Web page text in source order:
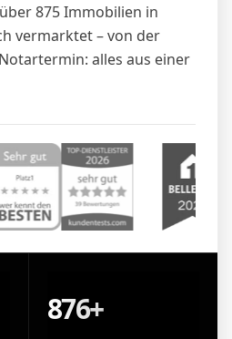
875 Immobilien in
vermarktet – von der
alles aus einer
876+